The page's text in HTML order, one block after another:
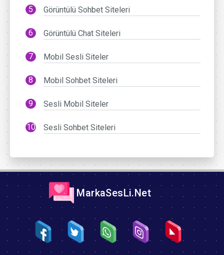
Görüntülü Sohbet Siteleri
Görüntülü Chat Siteleri
Mobil Sesli Siteler
Mobil Sohbet Siteleri
Sesli Mobil Siteler
Sesli Sohbet Siteleri
MarkaSesLi.Net